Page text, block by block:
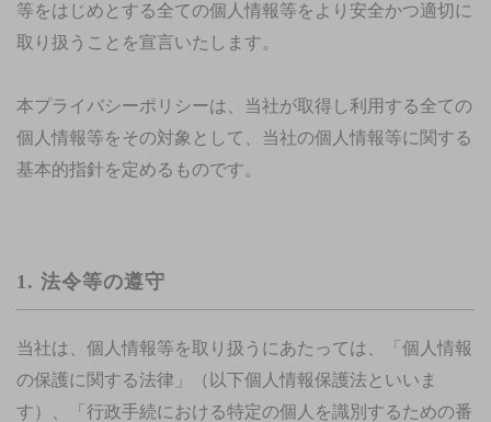
等をはじめとする全ての個人情報等をより安全かつ適切に
取り扱うことを宣言いたします。
本プライバシーポリシーは、当社が取得し利用する全ての
個人情報等をその対象として、当社の個人情報等に関する
基本的指針を定めるものです。
1. 法令等の遵守
当社は、個人情報等を取り扱うにあたっては、「個人情報
の保護に関する法律」（以下個人情報保護法といいま
す）、「行政手続における特定の個人を識別するための番